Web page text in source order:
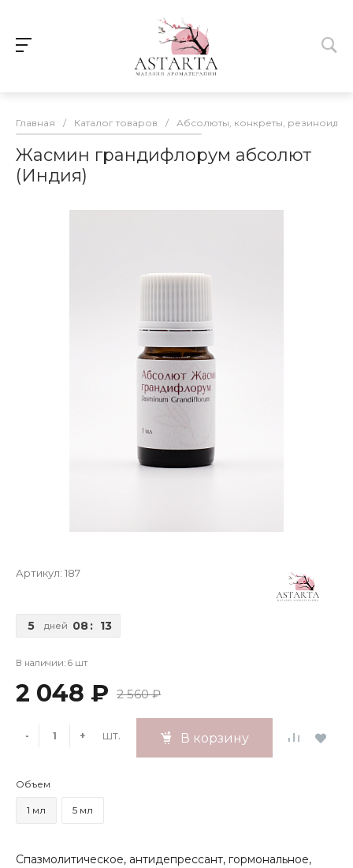
Главная / Каталог товаров / Абсолюты, конкреты, резиноиды
Жасмин грандифлорум абсолют
(Индия)
Артикул: 187
5 дней 08: 13
В наличии: 6 шт
2 048 ₽ 2 560 ₽
- + шт. В корзину
Объем
1 мл 5 мл
Cпазмолитическое, антидепрессант, гормональное,